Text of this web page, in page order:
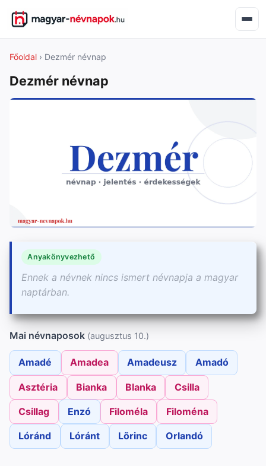
Főoldal › Dezmér névnap
Dezmér névnap
Anyakönyvezhető
Ennek a névnek nincs ismert névnapja a magyar
naptárban.
Mai névnaposok (augusztus 10.)
Amadé Amadea Amadeusz Amadó
Asztéria Bianka Blanka Csilla
Csillag Enzó Filoméla Filoména
Lóránd Lóránt Lõrinc Orlandó